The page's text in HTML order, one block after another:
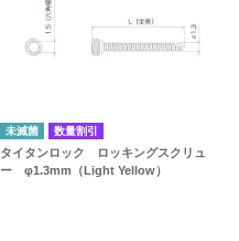
未滅菌 数量割引
タイタンロック ロッキングスクリュ
ー φ1.3mm（Light Yellow）